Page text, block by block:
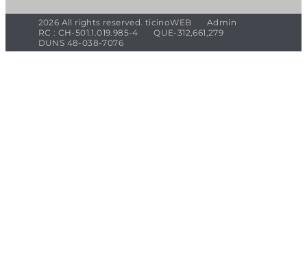
2026 All rights reserved. ticinoWEB
Admin
RC : CH-501.1.019.985-4
QUE-312,661,279
DUNS 48-038-7076